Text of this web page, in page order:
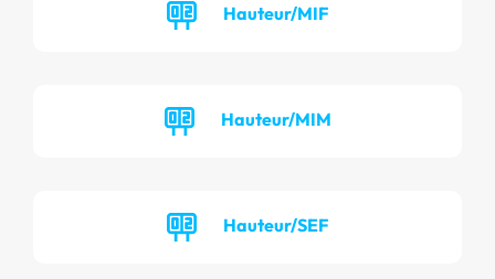
Hauteur/MIF
Hauteur/MIM
Hauteur/SEF